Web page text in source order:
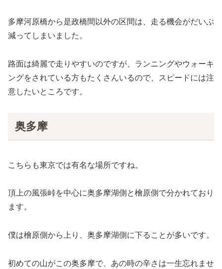
多摩河原橋から是政橋間以外の区間は、走る機会がだいぶ
減ってしまいました。
路面は綺麗で走りやすいのですが、ランニングやウォーキ
ングをされている方もたくさんいるので、スピードには注
意したいところです。
奥多摩
こちらも東京では有名な場所ですね。
頂上の風張峠を中心に奥多摩湖側と檜原側で分かれており
ます。
僕は檜原側から上り、奥多摩湖側に下ることが多いです。
初めての山がこの奥多摩で、あの時の辛さは一生忘れませ